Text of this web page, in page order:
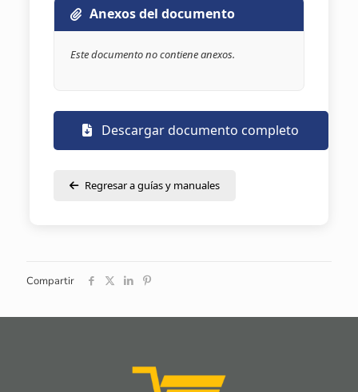
Anexos del documento
Este documento no contiene anexos.
Descargar documento completo
Regresar a guías y manuales
Compartir